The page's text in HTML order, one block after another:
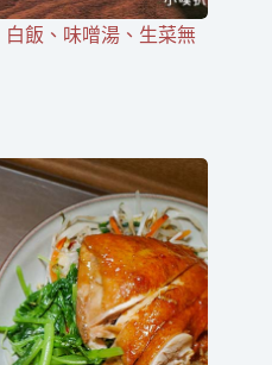
白飯、味噌湯、生菜無